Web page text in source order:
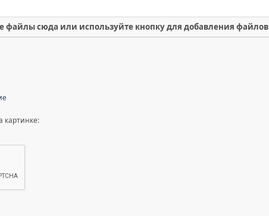
файлы сюда или используйте кнопку для добавления файлов
картинке: